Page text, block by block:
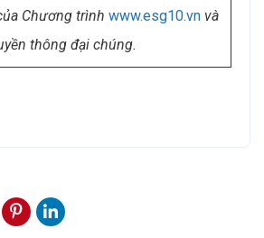
Chương trình www.esg10.vn và
thông đại chúng.